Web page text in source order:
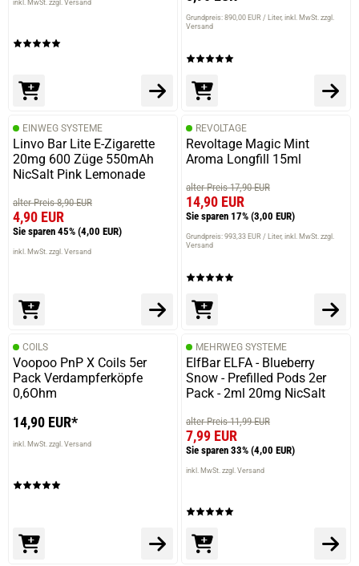
23.09.2024 — via
16.09.2024 — viaTrustedshops.de
verifizierter Onlinekauf.
Die Bewertung erfolgte ohne Abgabe eines Kommentars
18.07.2024 — via
Trustedshops.de
Funktioniert perfekt und für ein Schnapper
inkl. MwSt. zzgl. Versand
Grundpreis: 890,00 EUR / Liter inkl. MwSt. zzgl.
Versand
EINWEG SYSTEME
Linvo Bar Lite E-Zigarette
20mg 600 Züge 550mAh
NicSalt Pink Lemonade
alter Preis 8,90 EUR
4,90 EUR
Sie sparen 45% (4,00 EUR)
inkl. MwSt. zzgl. Versand
REVOLTAGE
Revoltage Magic Mint
Aroma Longfill 15ml
alter Preis 17,90 EUR
14,90 EUR
Sie sparen 17% (3,00 EUR)
Grundpreis: 993,33 EUR / Liter inkl. MwSt. zzgl.
Versand
COILS
Voopoo PnP X Coils 5er
Pack Verdampferköpfe
0,6Ohm
14,90 EUR*
inkl. MwSt. zzgl. Versand
MEHRWEG SYSTEME
ElfBar ELFA - Blueberry
Snow - Prefilled Pods 2er
Pack - 2ml 20mg NicSalt
alter Preis 11,99 EUR
7,99 EUR
Sie sparen 33% (4,00 EUR)
inkl. MwSt. zzgl. Versand